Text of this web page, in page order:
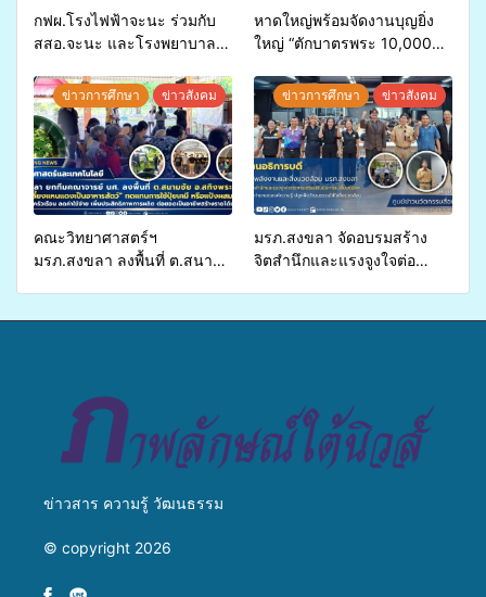
กฟผ.โรงไฟฟ้าจะนะ ร่วมกับ
สสอ.จะนะ และโรงพยาบาล
แพทย์เคลื่อนที่ ประจำปี 2569
หาดใหญ่พร้อมจัดงานบุญยิ่ง
ใหญ่ “ตักบาตรพระ 10,000
พ่อ” ปีที่ 23 รวมพลัง
พุทธศาสนิกชน 4 ประเทศ
สืบสานประเพณีแห่งศรัทธา
ข่าวการศึกษา ข่าวสังคม
คณะวิทยาศาสตร์ฯ
มรภ.สงขลา ลงพื้นที่ ต.สนาม
ข่าวการศึกษา ข่าวสังคม
มรภ.สงขลา จัดอบรมสร้าง
จิตสำนึกและแรงจูงใจต่อ
ข่าวสาร ความรู้ วัฒนธรรม
© copyright 2026